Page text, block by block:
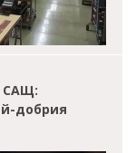
САЩ:
добрия